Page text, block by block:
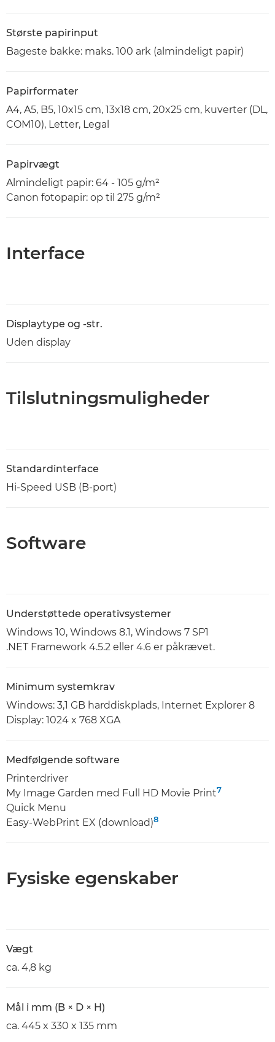
Største papirinput
Bageste bakke: maks. 100 ark (almindeligt papir)
Papirformater
A4, A5, B5, 10x15 cm, 13x18 cm, 20x25 cm, kuverter (DL,
COM10), Letter, Legal
Papirvægt
Almindeligt papir: 64 - 105 g/m²
Canon fotopapir: op til 275 g/m²
Interface
Displaytype og -str.
Uden display
Tilslutningsmuligheder
Standardinterface
Hi-Speed USB (B-port)
Software
Understøttede operativsystemer
Windows 10, Windows 8.1, Windows 7 SP1
.NET Framework 4.5.2 eller 4.6 er påkrævet.
Minimum systemkrav
Windows: 3,1 GB harddiskplads, Internet Explorer 8
Display: 1024 x 768 XGA
Medfølgende software
Printerdriver
My Image Garden med Full HD Movie Print7
Quick Menu
Easy-WebPrint EX (download)8
Fysiske egenskaber
Vægt
ca. 4,8 kg
Mål i mm (B × D × H)
ca. 445 x 330 x 135 mm